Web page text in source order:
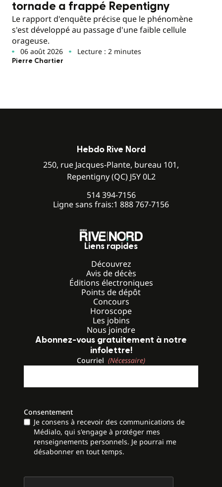
tornade a frappé Repentigny
Le rapport d'enquête précise que le phénomène
s'est développé au passage d'une faible cellule
orageuse.
06 août 2026 Lecture : 2 minutes
Pierre Chartier
Hebdo Rive Nord
250, rue Jacques-Plante, bureau 101,
Repentigny (QC) J5Y 0L2
514 394-7156
Ligne sans frais:1 888 767-7156
Liens rapides
Découvrez
Avis de décès
Éditions électroniques
Points de dépôt
Concours
Horoscope
Les jobins
Nous joindre
Abonnez-vous gratuitement à notre
infolettre!
Courriel (Nécessaire)
Consentement
Je consens à recevoir des communications de
Médialo, qui s'engage à protéger mes
renseignements personnels. Je pourrai me
désabonner en tout temps.
CAPTCHA